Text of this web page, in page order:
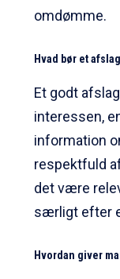
omdømme.
Hvad bør et
Et godt
interessen,
information
respektfuld
det være
særligt efter
Hvordan giver